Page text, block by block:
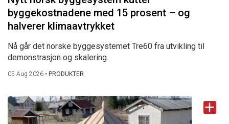
byggekostnadene med 15 prosent – og
halverer klimaavtrykket
Nå går det norske byggesystemet Tre60 fra utvikling til
demonstrasjon og skalering.
05 Aug 2026 • PRODUKTER